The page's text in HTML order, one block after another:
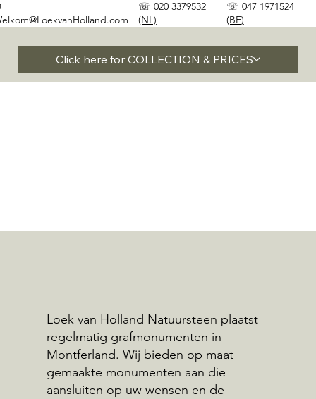
☏ 020 3379532
(NL)
☏ 047 1971524
(BE)
Click here for COLLECTION & PRICES
Loek van Holland Natuursteen plaatst
regelmatig grafmonumenten in
Montferland. Wij bieden op maat
gemaakte monumenten aan die
aansluiten op uw wensen en de